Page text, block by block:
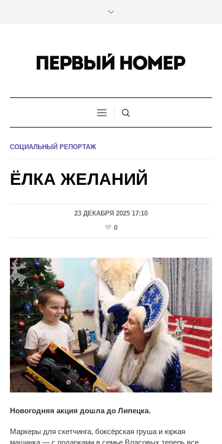
СОЦИАЛЬНЫЙ РЕПОРТАЖ
ЁЛКА ЖЕЛАНИЙ
23 ДЕКАБРЯ 2025 17:10
0
Новогодняя акция дошла до Липецка.
Маркеры для скетчинга, боксёрская груша и юркая